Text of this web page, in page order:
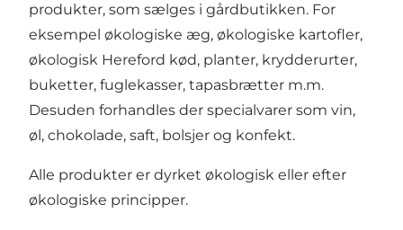
produkter, som sælges i gårdbutikken. For
eksempel økologiske æg, økologiske kartofler,
økologisk Hereford kød, planter, krydderurter,
buketter, fuglekasser, tapasbrætter m.m.
Desuden forhandles der specialvarer som vin,
øl, chokolade, saft, bolsjer og konfekt.
Alle produkter er dyrket økologisk eller efter
økologiske principper.